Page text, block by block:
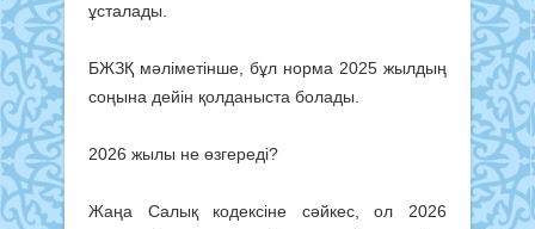
ұсталады.
БЖЗҚ мәліметінше, бұл норма 2025 жылдың
соңына дейін қолданыста болады.
2026 жылы не өзгереді?
Жаңа Салық кодексіне сәйкес, ол 2026